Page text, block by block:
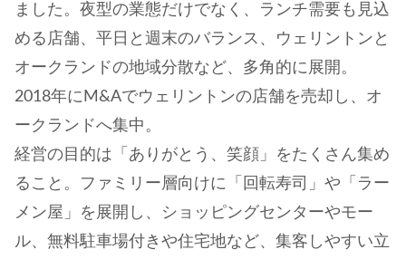
ました。夜型の業態だけでなく、ランチ需要も見込
める店舗、平日と週末のバランス、ウェリントンと
オークランドの地域分散など、多角的に展開。
2018年にM&Aでウェリントンの店舗を売却し、オ
ークランドへ集中。
経営の目的は「ありがとう、笑顔」をたくさん集め
ること。ファミリー層向けに「回転寿司」や「ラー
メン屋」を展開し、ショッピングセンターやモー
ル、無料駐車場付きや住宅地など、集客しやすい立